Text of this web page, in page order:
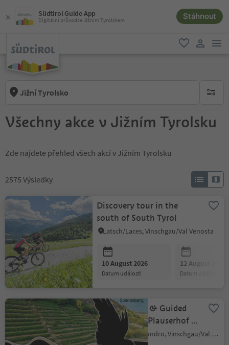
Südtirol Guide App
Digitální průvodce Jižním Tyrolskem Stáhnout
oblíbené
Jižní Tyrolsko brak
Všechny akce v Jižním Tyrolsku
Zde najdete přehled všech akcí v Jižním Tyrolsku
2575 Výsledky
Discovery tour in the
south of South Tyrol
Latsch/Laces, Vinschgau/Val Venosta
10 August 2026
datum události
12 August 2026
datum události
Wine Tasting & Guided
Farm Tour at Plauserhof in
Kortsch
Schlanders/Silandro, Vinschgau/Val Venosta